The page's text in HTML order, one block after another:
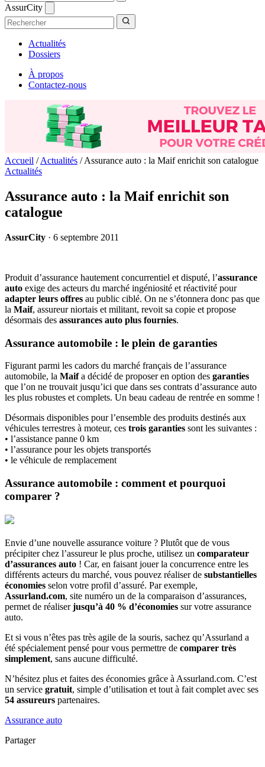
AssurCity
Actualités
Dossiers
À propos
Contactez-nous
Accueil /Actualités /Assurance auto : la Maif enrichit son catalogue
Actualités
Assurance auto : la Maif enrichit son
catalogue
AssurCity · 6 septembre 2011
Produit d’assurance hautement concurrentiel et disputé, l’assurance
auto exige des acteurs du marché ingéniosité et réactivité pour
adapter leurs offres au public ciblé. On ne s’étonnera donc pas que
la Maif, assureur niortais et militant, revoit sa copie et propose
désormais des assurances auto plus fournies.
Assurance automobile : le plein de garanties
Figurant parmi les cadors du marché français de l’assurance
automobile, la Maifa décidé de proposer en option des garanties
que l’on ne trouvait jusqu’ici que dans ses contrats d’assurance auto
les plus robustes et complets. Un beau cadeau de rentrée en somme !
Désormais disponibles pour l’ensemble des produits destinés aux
véhicules terrestres à moteur, ces trois garanties sont les suivantes :
• l’assistance panne 0 km
• l’assurance pour les objets transportés
• le véhicule de remplacement
Assurance automobile : comment et pourquoi
comparer ?
Envie d’une nouvelle assurance voiture ? Plutôt que de vous
précipiter chez l’assureur le plus proche, utilisez un comparateur
d’assurances auto ! Car, en faisant jouer la concurrence entre les
différents acteurs du marché, vous pouvez réaliser de substantielles
économies selon votre profil d’assuré. Par exemple,
Assurland.com, site numéro un de la comparaison d’assurances,
permet de réaliserjusqu’à 40 % d’économies sur votre assurance
auto.
Et si vous n’êtes pas très agile de la souris, sachez qu’Assurland a
été spécialement pensé pour vous permettre de comparer très
simplement, sans aucune difficulté.
N’hésitez plus et faites des économies grâce à Assurland.com. C’est
un service gratuit, simple d’utilisation et tout à fait complet avec ses
54 assureurs partenaires.
Assurance auto
Partager